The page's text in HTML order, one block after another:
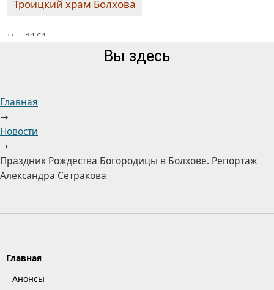
Троицкий храм Болхова
1161
Вы здесь
Главная
→
Новости
→
Праздник Рождества Богородицы в Болхове. Репортаж
Александра Сетракова
Главная
Анонсы